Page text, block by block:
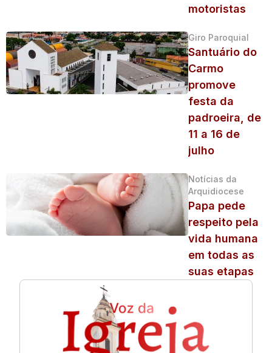
motoristas
Giro Paroquial
Santuário do
Carmo
promove
festa da
padroeira, de
11 a 16 de
julho
Notícias da
Arquidiocese
Papa pede
respeito pela
vida humana
em todas as
suas etapas